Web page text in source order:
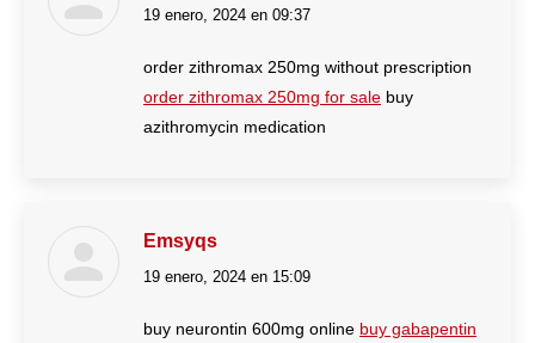
dice:
19 enero, 2024 en 09:37
order zithromax 250mg without prescription
order zithromax 250mg for sale buy
azithromycin medication
Emsyqs
dice:
19 enero, 2024 en 15:09
buy neurontin 600mg online buy gabapentin